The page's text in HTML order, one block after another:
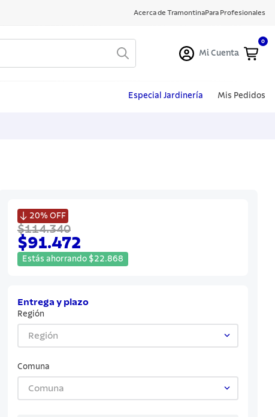
Acerca de TramontinaPara Profesionales
Mi Cuenta
0
Especial Jardinería Mis Pedidos
 20% OFF
$114.340
$91.472
Estás ahorrando $22.868
Entrega y plazo
Región
Región
Comuna
Comuna